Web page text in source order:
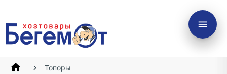
menu
home Топоры